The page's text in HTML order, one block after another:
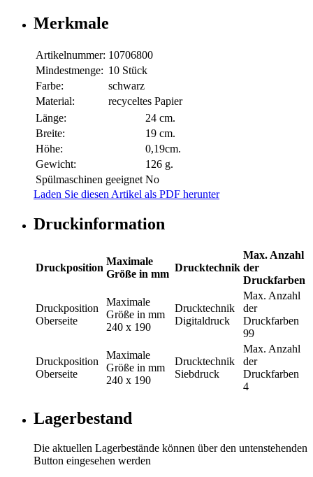
Merkmale
Artikelnummer: 10706800
Mindestmenge: 10 Stück
Farbe:
schwarz
Material:
recyceltes Papier
Länge:
24 cm.
Breite:
19 cm.
Höhe:
0,19cm.
Gewicht:
126 g.
Spülmaschinen geeignet No
Laden Sie diesen Artikel als PDF herunter
Druckinformation
Druckposition
Maximale
Größe in mm
Drucktechnik
Max. Anzahl
der
Druckfarben
Druckposition
Oberseite
Maximale
Größe in mm
240 x 190
Drucktechnik
Digitaldruck
Max. Anzahl
der
Druckfarben
99
Druckposition
Oberseite
Maximale
Größe in mm
240 x 190
Drucktechnik
Siebdruck
Max. Anzahl
der
Druckfarben
4
Lagerbestand
Die aktuellen Lagerbestände können über den untenstehenden
Button eingesehen werden